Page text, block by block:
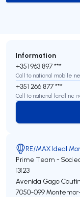
Information
+351 963 897 ***
Call to national mobile
+351 266 877 ***
Call to national landline
RE/MAX Ideal Mor
Prime Team -
13123
Avenida Gago
7050-099